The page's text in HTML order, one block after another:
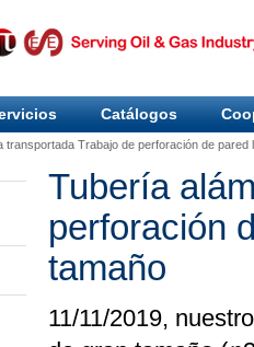
Catálogos
transportada Trabajo de perforación de pared
Tubería
perforación
tamaño
11/11/2019,